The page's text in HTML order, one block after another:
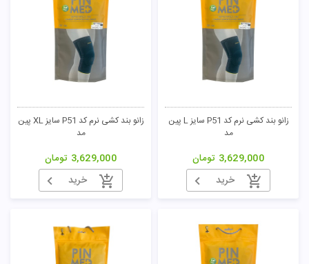
زانو بند کشی نرم کد P51 سایز L پین
مد
3,629,000 تومان
خرید
زانو بند کشی نرم کد P51 سایز XL پین
مد
3,629,000 تومان
خرید